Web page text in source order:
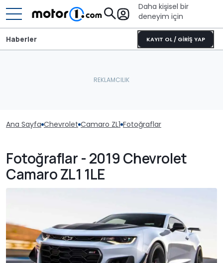
Daha kişisel bir
deneyim için
KAYIT OL / GİRİŞ YAP
Haberler
Ana Sayfa Chevrolet Camaro ZL1 Fotoğraflar
Fotoğraflar - 2019 Chevrolet
Camaro ZL1 1LE